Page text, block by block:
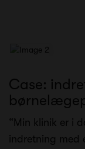
Case:
“Min klinik er i
indretning med